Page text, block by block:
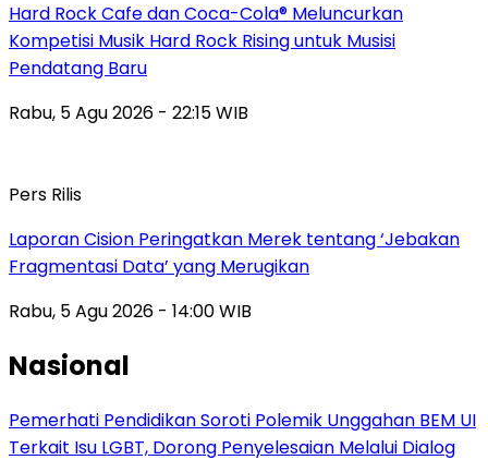
Hard Rock Cafe dan Coca-Cola® Meluncurkan
Kompetisi Musik Hard Rock Rising untuk Musisi
Pendatang Baru
Rabu, 5 Agu 2026 - 22:15 WIB
Pers Rilis
Laporan Cision Peringatkan Merek tentang ‘Jebakan
Fragmentasi Data’ yang Merugikan
Rabu, 5 Agu 2026 - 14:00 WIB
Nasional
Pemerhati Pendidikan Soroti Polemik Unggahan BEM UI
Terkait Isu LGBT, Dorong Penyelesaian Melalui Dialog